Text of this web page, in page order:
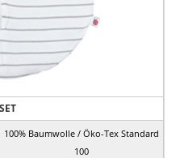
100% Baumwolle / Öko-Tex Standard
100